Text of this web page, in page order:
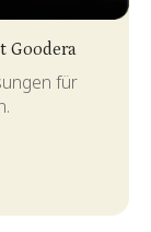
Goodera
für